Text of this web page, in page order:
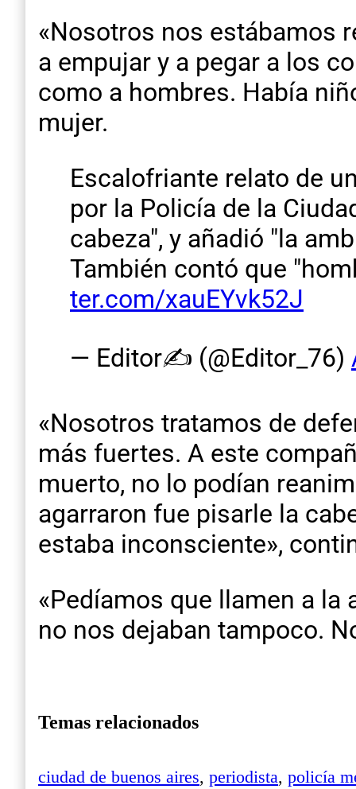
«Nosotros nos estábamos
a empujar y a pegar a los
como a hombres. Había
mujer.
Escalofriante relato de
por la Policía de la
cabeza", y añadió "la
También contó que
ter.com/xauEYvk52J
— Editor✍ (@Editor_76)
«Nosotros tratamos de
más fuertes. A este
muerto, no lo podían
agarraron fue pisarle la
estaba inconsciente»,
«Pedíamos que llamen a la
no nos dejaban tampoco.
Temas relacionados
ciudad de buenos aires, periodista, policía